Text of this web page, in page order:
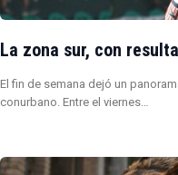
La zona sur, con
El fin de semana dejó un
conurbano. Entre el viernes…